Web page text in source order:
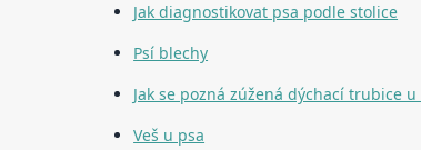
Jak diagnostikovat psa podle stolice
Psí blechy
Jak se pozná zúžená dýchací trubice u
Veš u psa